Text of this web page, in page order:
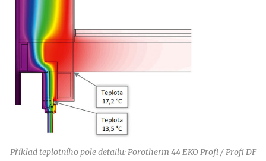
Příklad teplotního pole detailu: Porotherm 44 EKO Profi / Profi DF